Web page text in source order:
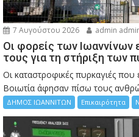
7 Αυγούστου 2026 admin
Οι φορείς των Ιωαννίνων
τους για τη στήριξη των
Οι καταστροφικές πυρκαγιές που
Bοιωτία άφησαν πίσω τους
ΔΗΜΟΣ ΙΩΑΝΝΙΤΩΝ Επικαιρότητα